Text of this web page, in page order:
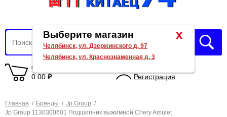
0 товаров
0.00 ₽
Регистрация
Главная / Бренды / Jp Group /
Jp Group 1130300601 Подшипник выжимной Chery Amulet
x
Выберите магазин
Челябинск, ул. Дзержинского д. 97
Челябинск, ул. Краснознаменная д. 3